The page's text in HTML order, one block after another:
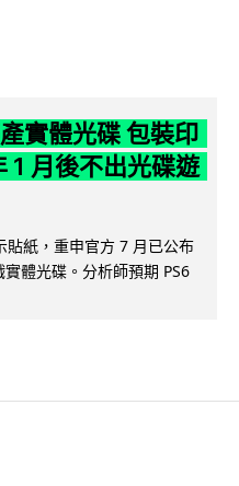
實體光碟 包裝印
1 月後不出光碟遊
貼紙，重申官方 7 月已公布
體光碟。分析師預期 PS6